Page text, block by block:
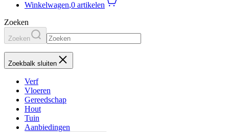
Winkelwagen,0 artikelen
Zoeken
Zoeken
Zoekbalk sluiten
Verf
Vloeren
Gereedschap
Hout
Tuin
Aanbiedingen